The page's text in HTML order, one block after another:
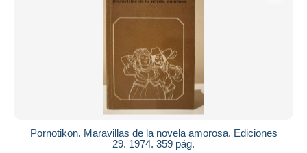
Pornotikon. Maravillas de la novela amorosa. Ediciones
29. 1974. 359 pág.